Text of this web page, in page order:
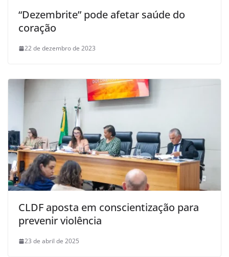
“Dezembrite” pode afetar saúde do
coração
22 de dezembro de 2023
CLDF aposta em conscientização para
prevenir violência
23 de abril de 2025